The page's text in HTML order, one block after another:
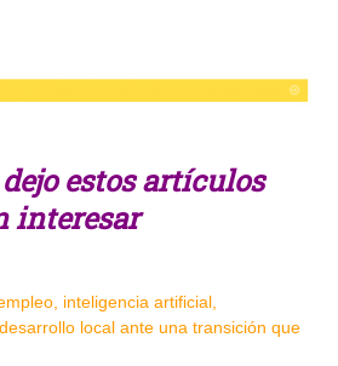
estos artículos
interesar
inteligencia artificial,
local ante una transición que